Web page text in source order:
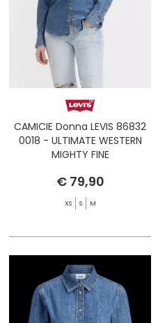
CAMICIE Donna LEVIS 86832
0018 - ULTIMATE WESTERN
MIGHTY FINE
€ 79,90
XS S M